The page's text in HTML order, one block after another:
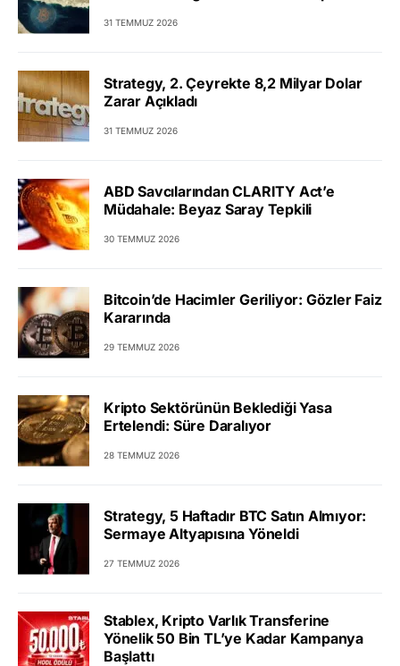
31 TEMMUZ 2026
Strategy, 2. Çeyrekte 8,2 Milyar Dolar
Zarar Açıkladı
31 TEMMUZ 2026
ABD Savcılarından CLARITY Act’e
Müdahale: Beyaz Saray Tepkili
30 TEMMUZ 2026
Bitcoin’de Hacimler Geriliyor: Gözler Faiz
Kararında
29 TEMMUZ 2026
Kripto Sektörünün Beklediği Yasa
Ertelendi: Süre Daralıyor
28 TEMMUZ 2026
Strategy, 5 Haftadır BTC Satın Almıyor:
Sermaye Altyapısına Yöneldi
27 TEMMUZ 2026
Stablex, Kripto Varlık Transferine
Yönelik 50 Bin TL’ye Kadar Kampanya
Başlattı